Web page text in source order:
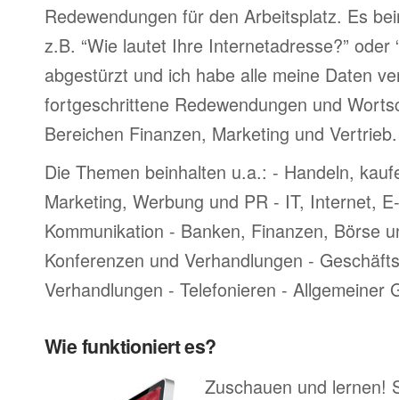
Redewendungen für den Arbeitsplatz. Es
z.B. “Wie lautet Ihre Internetadresse?” oder
abgestürzt und ich habe alle meine Daten
fortgeschrittene Redewendungen und
Bereichen Finanzen, Marketing und Vertrieb.
Die Themen beinhalten u.a.: - Handeln,
Marketing, Werbung und PR - IT, Internet,
Kommunikation - Banken, Finanzen, Börse
Konferenzen und Verhandlungen -
Verhandlungen - Telefonieren - Allgemeiner
Wie funktioniert es?
Zuschauen und lernen!